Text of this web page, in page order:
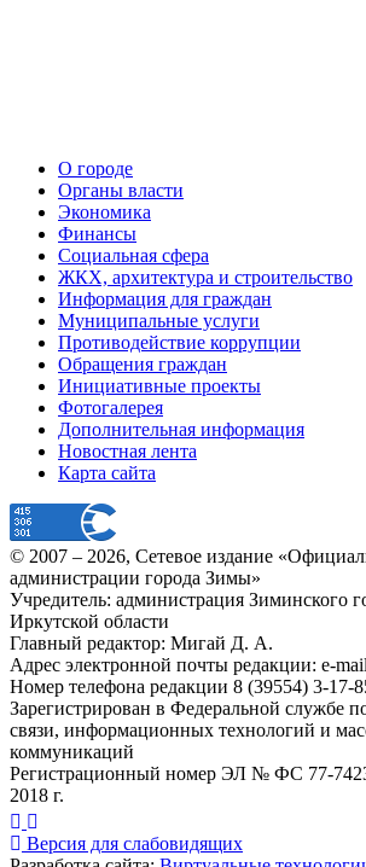
О городе
Органы власти
Экономика
Финансы
Социальная сфера
ЖКХ, архитектура и строительство
Информация для граждан
Муниципальные услуги
Противодействие коррупции
Обращения граждан
Инициативные проекты
Фотогалерея
Дополнительная информация
Новостная лента
Карта сайта
© 2007 – 2026, Сетевое издание
администрации города Зимы»
Учредитель: администрация Зиминского
Иркутской области
Главный редактор: Мигай Д. А.
Адрес электронной почты редакции: e-
Номер телефона редакции 8 (39554) 3-17-
Зарегистрирован в Федеральной службе
связи, информационных технологий и
коммуникаций
Регистрационный номер ЭЛ № ФС 77-
2018 г.
Версия для слабовидящих